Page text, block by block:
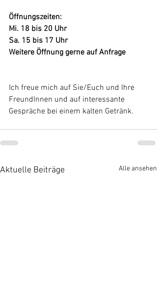
Öffnungszeiten:
Mi. 18 bis 20 Uhr
Sa. 15 bis 17 Uhr
Weitere Öffnung gerne auf Anfrage
Ich freue mich auf Sie/Euch und Ihre
FreundInnen und auf interessante
Gespräche bei einem kalten Getränk.
Aktuelle Beiträge Alle ansehen